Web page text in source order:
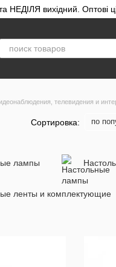
вихідний. Оптові
телевидения и
Сортировка: по
лампы
ленты и комплектующие